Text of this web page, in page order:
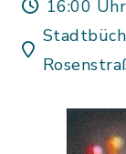
16:00 Uhr